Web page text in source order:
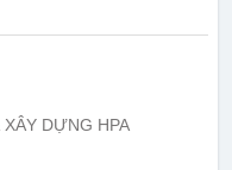
DỰNG HPA